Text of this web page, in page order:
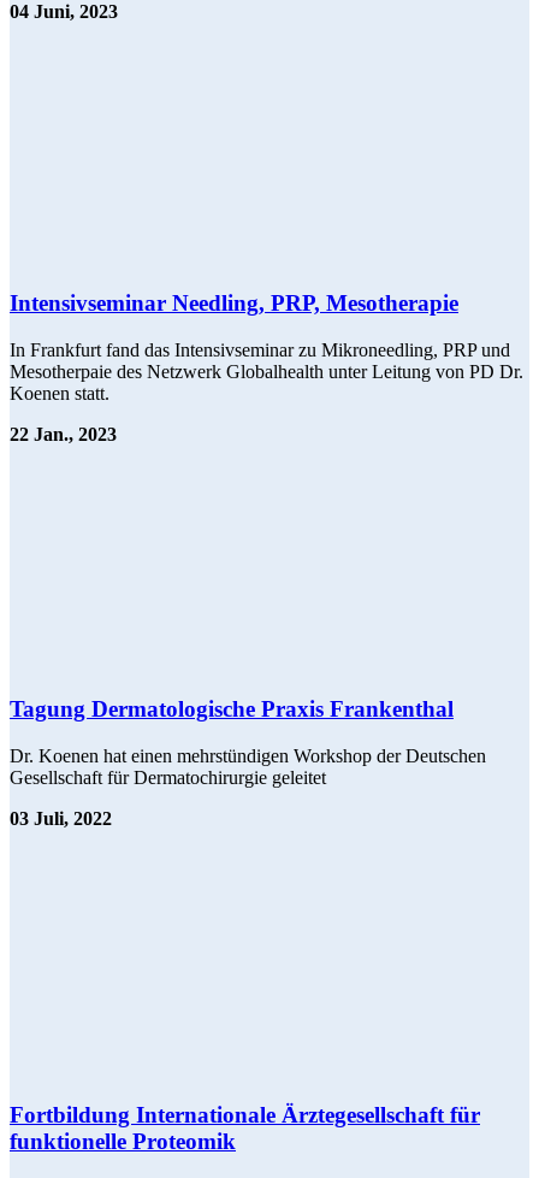
04 Juni, 2023
Intensivseminar Needling, PRP, Mesotherapie
In Frankfurt fand das Intensivseminar zu Mikroneedling, PRP und
Mesotherpaie des Netzwerk Globalhealth unter Leitung von PD Dr.
Koenen statt.
22 Jan., 2023
Tagung Dermatologische Praxis Frankenthal
Dr. Koenen hat einen mehrstündigen Workshop der Deutschen
Gesellschaft für Dermatochirurgie geleitet
03 Juli, 2022
Fortbildung Internationale Ärztegesellschaft für
funktionelle Proteomik